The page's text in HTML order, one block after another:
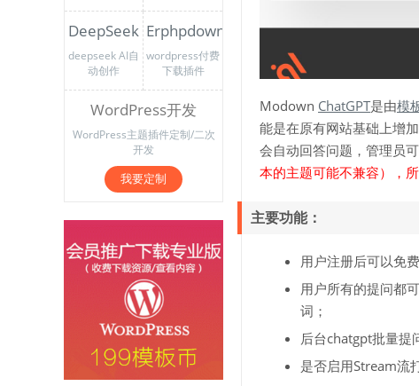
Modown ChatGPT是由模
能是在原有网站基础上增
会自动回答问题，管理员
本的主题可能不兼容），
主要功能：
用户注册后可以免
用户所有的提问都
词；
后台chatgpt批量提
是否启用Stream流
DeepSeek
deepseek AI自
动创作
Erphpdown
wordpress付费
下载插件
WordPress开发
WordPress主题插件定制/二次
开发
我要定制